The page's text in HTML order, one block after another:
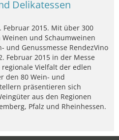
Delikatessen
Februar 2015. Mit über 300
und Schaumweinen
und Genussmesse RendezVino
Februar 2015 in der Messe
Vielfalt der edlen
den 80 Wein- und
präsentieren sich
aus den Regionen
Pfalz und Rheinhessen.